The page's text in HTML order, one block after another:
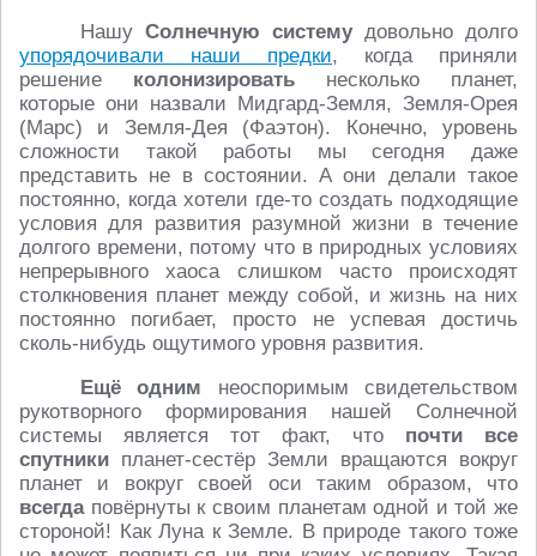
Нашу Солнечную системудовольно долго
упорядочивали наши предки, когда приняли
решение колонизировать несколько планет,
которые они назвали Мидгард-Земля, Земля-Орея
(Марс) и Земля-Дея (Фаэтон). Конечно, уровень
сложности такой работы мы сегодня даже
представить не в состоянии. А они делали такое
постоянно, когда хотели где-то создать подходящие
условия для развития разумной жизни в течение
долгого времени, потому что в природных условиях
непрерывного хаоса слишком часто происходят
столкновения планет между собой, и жизнь на них
постоянно погибает, просто не успевая достичь
сколь-нибудь ощутимого уровня развития.
Ещё одним неоспоримым свидетельством
рукотворного формирования нашей Солнечной
системы является тот факт, что почти все
спутники планет-сестёр Земли вращаются вокруг
планет и вокруг своей оси таким образом, что
всегдаповёрнуты к своим планетам одной и той же
стороной! Как Луна к Земле. В природе такого тоже